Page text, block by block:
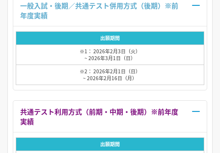
一般入試・後期／共通テスト併用方式（後期）※前
出願期間
※1： 2026年2月3日（火）
~ 2026年3月1日（日）
※2： 2026年2月1日（日）
~ 2026年2月16日（月）
共通テスト利用方式（前期・中期・後期）※前年度
出願期間